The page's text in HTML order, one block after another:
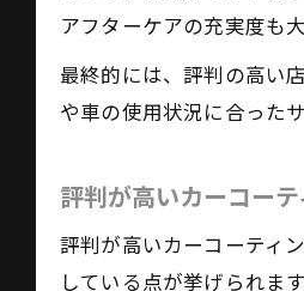
アフターケアの充実度も
最終的には、評判の高い
や車の使用状況に合った
評判が高いカーコー
評判が高いカーコーティ
している点が挙げられま